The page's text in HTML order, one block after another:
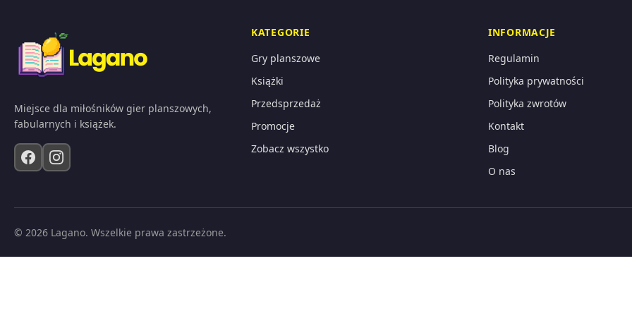
Miejsce dla miłośników gier planszowych,
fabularnych i książek.
KATEGORIE
Gry planszowe
Książki
Przedsprzedaż
Promocje
Zobacz wszystko
INFORMACJE
Regulamin
Polityka prywatności
Polityka zwrotów
Kontakt
Blog
O nas
© 2026 Lagano. Wszelkie prawa zastrzeżone.